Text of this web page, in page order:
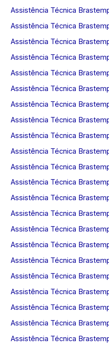
Assistência Técnica
Assistência Técnica
Assistência Técnica
Assistência Técnica
Assistência Técnica
Assistência Técnica
Assistência Técnica
Assistência Técnica
Assistência Técnica
Assistência Técnica
Assistência Técnica
Assistência Técnica
Assistência Técnica
Assistência Técnica
Assistência Técnica
Assistência Técnica
Assistência Técnica
Assistência Técnica
Assistência Técnica
Assistência Técnica
Assistência Técnica
Assistência Técnica